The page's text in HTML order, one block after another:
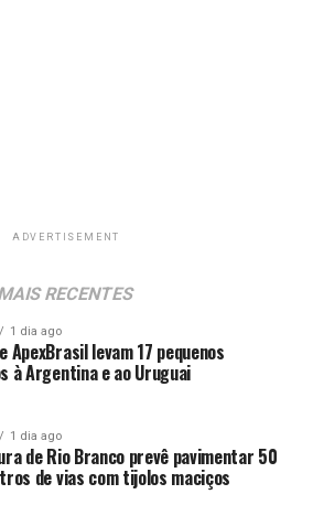
ADVERTISEMENT
RECENTES
1 dia ago
ApexBrasil levam 17 pequenos
à Argentina e ao Uruguai
1 dia ago
de Rio Branco prevê pavimentar 50
de vias com tijolos maciços